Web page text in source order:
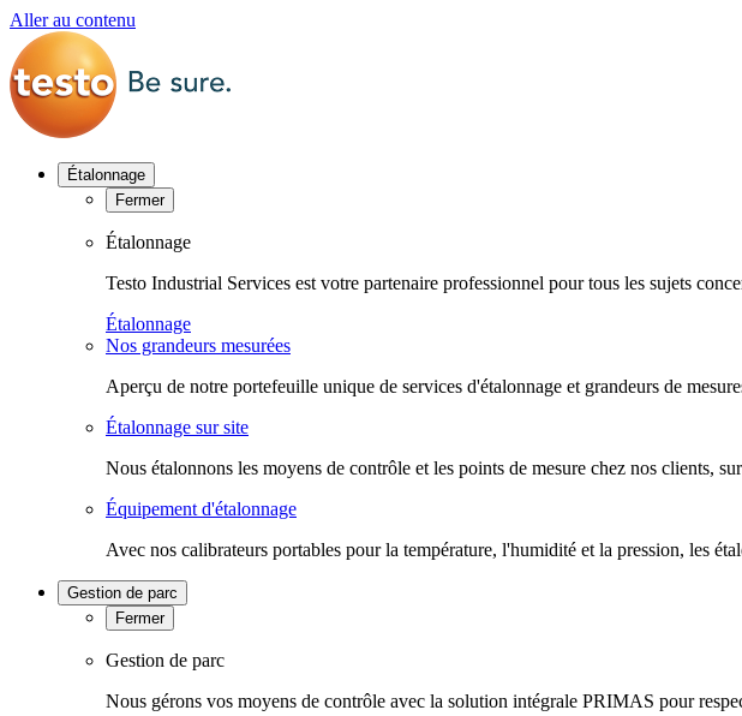
Aller au contenu
Étalonnage
Fermer
Étalonnage
Testo Industrial Services est votre partenaire professionnel pour tous les sujets
Étalonnage
Nos grandeurs mesurées
Aperçu de notre portefeuille unique de services d'étalonnage et grandeurs de
Étalonnage sur site
Nous étalonnons les moyens de contrôle et les points de mesure chez nos clients,
Équipement d'étalonnage
Avec nos calibrateurs portables pour la température, l'humidité et la pression, les
Gestion de parc
Fermer
Gestion de parc
Nous gérons vos moyens de contrôle avec la solution intégrale PRIMAS pour